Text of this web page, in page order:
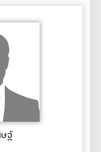
ฐ์